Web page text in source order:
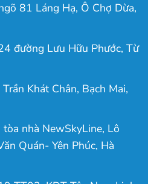
81 Láng Hạ, Ô Chợ Dừa,
đường Lưu Hữu Phước, Từ
Khát Chân, Bạch Mai,
nhà NewSkyLine, Lô
Quán- Yên Phúc, Hà